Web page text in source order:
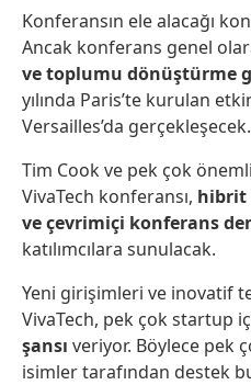
Konferansın ele alacağı
Ancak konferans genel
ve toplumu dönüştürme
yılında Paris’te kurulan
Versailles’da gerçekleşecek.
Tim Cook ve pek çok
VivaTech konferansı, hibrit
ve çevrimiçi konferans
katılımcılara sunulacak.
Yeni girişimleri ve inovatif
VivaTech, pek çok startup
şansı veriyor. Böylece pek
isimler tarafından destek